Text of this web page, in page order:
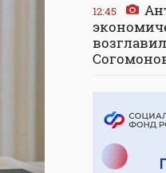
12:45